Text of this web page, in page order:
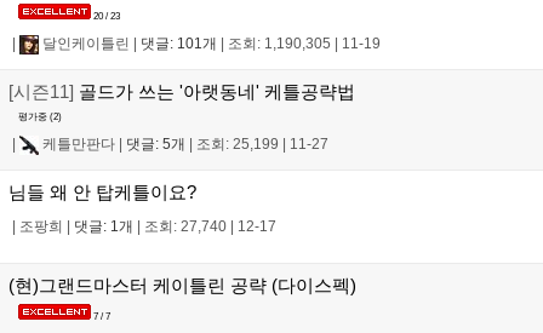
20 / 23
달인케이틀린 댓글: 101개 조회: 1,190,305 11-19
[시즌11] 골드가 쓰는 '아랫동네' 케틀공략법
평가중 (2)
케틀만판다 댓글: 5개 조회: 25,199 11-27
님들 왜 안 탑케틀이요?
조팡희 댓글: 1개 조회: 27,740 12-17
(현)그랜드마스터 케이틀린 공략 (다이스펙)
7 / 7